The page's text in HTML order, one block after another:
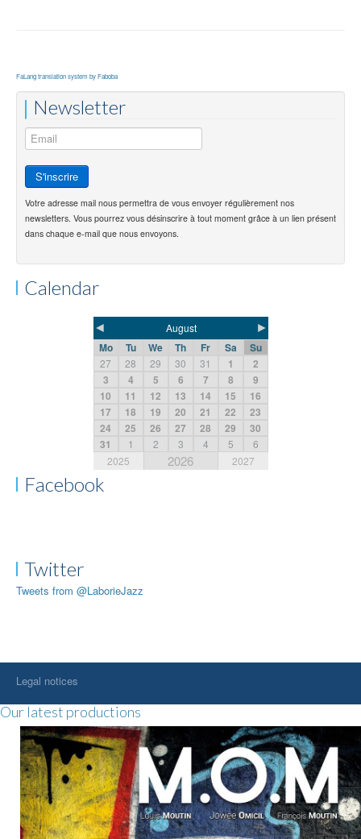
FaLang translation system by Faboba
Newsletter
Votre adresse mail nous permettra de vous envoyer régulièrement nos
newsletters. Vous pourrez vous désinscrire à tout moment grâce à un lien présent
dans chaque e-mail que nous envoyons.
Calendar
◄ August ►
Mo Tu We Th Fr Sa Su
27 28 29 30 31 1
2
3
4 5 6 7 8
9
10
11 12 13 14 15
16
17
18 19 20 21 22
23
24
25 26 27 28 29
30
31
1 2 3 4 5
6
2025
2026 2027
Facebook
Twitter
Tweets from @LaborieJazz
Legal notices
Our latest productions